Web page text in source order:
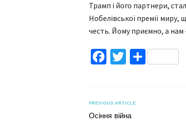
Трамп і його партнери,
Нобелівської премії миру,
честь. Йому приємно, а нам
Facebook
Twitter
PREVIOUS ARTICLE
Осіння війна